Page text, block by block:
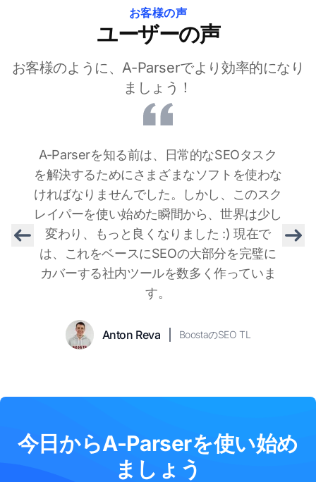
お客様の声
ユーザーの声
お客様のように、A-Parserでより効率的になり
ましょう！
A-Parserを知る前は、日常的なSEOタスク
を解決するためにさまざまなソフトを使わな
ければなりませんでした。しかし、このスク
レイパーを使い始めた瞬間から、世界は少し
変わり、もっと良くなりました :) 現在で
は、これをベースにSEOの大部分を完璧に
カバーする社内ツールを数多く作っていま
す。
Anton Reva BoostaのSEO TL
Alexander
ARSENKIN TOOLS創業
Vezhnin
IndiSEO
Konstantin Ivanov
Vlad Trustpilotメンバー
Sasha Muzyka
Bogdan Topal Trustpilotメンバー
Roman Klevtsov
Previous
今日からA-Parserを使い始め
ましょう